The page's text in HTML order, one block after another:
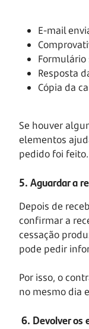
E-mail
Resposta
Cópia da
Se houver
elementos
pedido foi feito.
5. Aguardar a
Depois de
confirmar a
cessação
pode pedir
Por isso, o
no mesmo dia
6. Devolver os